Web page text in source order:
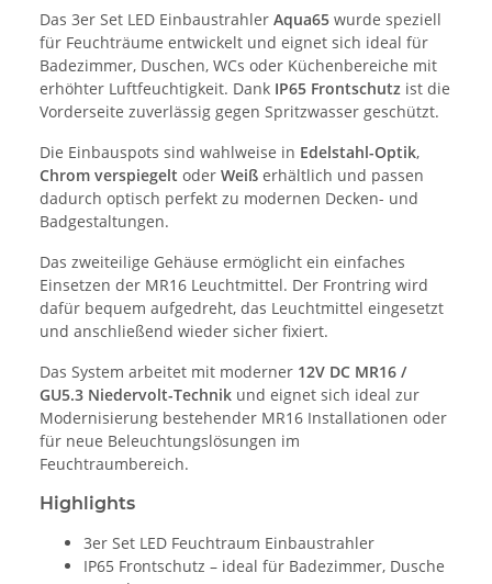
Das 3er Set LED Einbaustrahler Aqua65 wurde speziell
für Feuchträume entwickelt und eignet sich ideal für
Badezimmer, Duschen, WCs oder Küchenbereiche mit
erhöhter Luftfeuchtigkeit. Dank IP65 Frontschutz ist die
Vorderseite zuverlässig gegen Spritzwasser geschützt.
Die Einbauspots sind wahlweise in Edelstahl-Optik,
Chrom verspiegelt oder Weiß erhältlich und passen
dadurch optisch perfekt zu modernen Decken- und
Badgestaltungen.
Das zweiteilige Gehäuse ermöglicht ein einfaches
Einsetzen der MR16 Leuchtmittel. Der Frontring wird
dafür bequem aufgedreht, das Leuchtmittel eingesetzt
und anschließend wieder sicher fixiert.
Das System arbeitet mit moderner 12V DC MR16 /
GU5.3 Niedervolt-Technik und eignet sich ideal zur
Modernisierung bestehender MR16 Installationen oder
für neue Beleuchtungslösungen im
Feuchtraumbereich.
Highlights
3er Set LED Feuchtraum Einbaustrahler
IP65 Frontschutz – ideal für Badezimmer, Dusche